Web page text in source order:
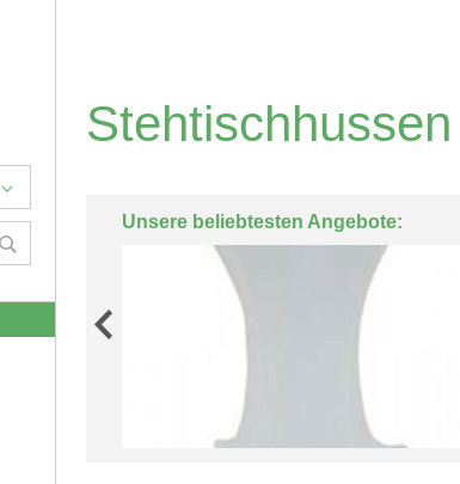
Unsere beliebtesten Angebote: